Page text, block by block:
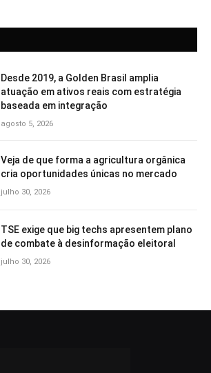
Desde 2019, a Golden Brasil amplia
atuação em ativos reais com estratégia
baseada em integração
agosto 5, 2026
Veja de que forma a agricultura orgânica
cria oportunidades únicas no mercado
julho 30, 2026
TSE exige que big techs apresentem plano
de combate à desinformação eleitoral
julho 30, 2026